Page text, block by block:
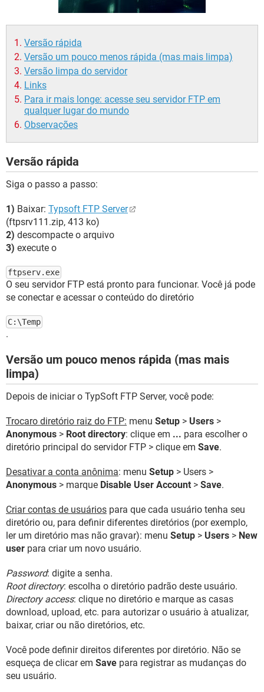
Versão rápida
Versão um pouco menos rápida (mas mais limpa)
Versão limpa do servidor
Links
Para ir mais longe: acesse seu servidor FTP em
qualquer lugar do mundo
Observações
Versão rápida
Siga o passo a passo:
1) Baixar: Typsoft FTP Server
(ftpsrv111.zip, 413 ko)
2) descompacte o arquivo
3) execute o
ftpserv.exe
O seu servidor FTP está pronto para funcionar. Você já pode
se conectar e acessar o conteúdo do diretório
C:\Temp
.
Versão um pouco menos rápida (mas mais
limpa)
Depois de iniciar o TypSoft FTP Server, você pode:
Trocaro diretório raiz do FTP: menu Setup > Users >
Anonymous > Root directory: clique em ... para escolher o
diretório principal do servidor FTP > clique em Save.
Desativar a conta anônima: menu Setup > Users >
Anonymous > marque Disable User Account > Save.
Criar contas de usuários para que cada usuário tenha seu
diretório ou, para definir diferentes diretórios (por exemplo,
ler um diretório mas não gravar): menu Setup > Users > New
user para criar um novo usuário.
Password: digite a senha.
Root directory: escolha o diretório padrão deste usuário.
Directory access: clique no diretório e marque as casas
download, upload, etc. para autorizar o usuário à atualizar,
baixar, criar ou não diretórios, etc.
Você pode definir direitos diferentes por diretório. Não se
esqueça de clicar em Save para registrar as mudanças do
seu usuário.